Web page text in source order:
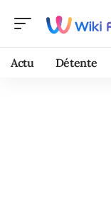
Actu Détente